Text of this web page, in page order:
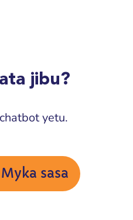
jibu?
yetu.
sasa